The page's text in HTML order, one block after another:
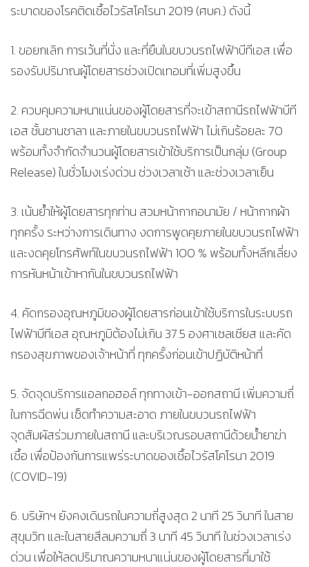
ระบาดของโรคติดเชื้อไวรัสโคโรนา 2019 (ศบค.) ดังนี้
1. ขอยกเลิก การเว้นที่นั่ง และที่ยืนในขบวนรถไฟฟ้าบีทีเอส เพื่อ
รองรับปริมาณผู้โดยสารช่วงเปิดเทอมที่เพิ่มสูงขึ้น
2. ควบคุมความหนาแน่นของผู้โดยสารที่จะเข้าสถานีรถไฟฟ้าบีที
เอส ชั้นชานชาลา และภายในขบวนรถไฟฟ้า ไม่เกินร้อยละ 70
พร้อมทั้งจำกัดจำนวนผู้โดยสารเข้าใช้บริการเป็นกลุ่ม (Group
Release) ในชั่วโมงเร่งด่วน ช่วงเวลาเช้า และช่วงเวลาเย็น
3. เน้นย้ำให้ผู้โดยสารทุกท่าน สวมหน้ากากอนามัย / หน้ากากผ้า
ทุกครั้ง ระหว่างการเดินทาง งดการพูดคุยภายในขบวนรถไฟฟ้า
และงดคุยโทรศัพท์ในขบวนรถไฟฟ้า 100 % พร้อมทั้งหลีกเลี่ยง
การหันหน้าเข้าหากันในขบวนรถไฟฟ้า
4. คัดกรองอุณหภูมิของผู้โดยสารก่อนเข้าใช้บริการในระบบรถ
ไฟฟ้าบีทีเอส อุณหภูมิต้องไม่เกิน 37.5 องศาเซลเซียส และคัด
กรองสุขภาพของเจ้าหน้าที่ ทุกครั้งก่อนเข้าปฏิบัติหน้าที่
5. จัดจุดบริการแอลกอฮอล์ ทุกทางเข้า-ออกสถานี เพิ่มความถี่
ในการฉีดพ่น เช็ดทำความสะอาด ภายในขบวนรถไฟฟ้า
จุดสัมผัสร่วมภายในสถานี และบริเวณรอบสถานีด้วยน้ำยาฆ่า
เชื้อ เพื่อป้องกันการแพร่ระบาดของเชื้อไวรัสโคโรนา 2019
(COVID-19)
6. บริษัทฯ ยังคงเดินรถในความถี่สูงสุด 2 นาที 25 วินาที ในสาย
สุขุมวิท และในสายสีลมความถี่ 3 นาที 45 วินาที ในช่วงเวลาเร่ง
ด่วน เพื่อให้ลดปริมาณความหนาแน่นของผู้โดยสารที่มาใช้